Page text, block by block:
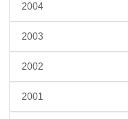
2004
2003
2002
2001